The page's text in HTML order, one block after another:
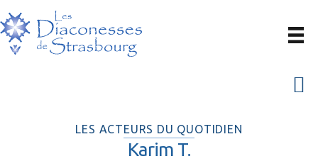
Passer
à
la
Passer
au
contenu
LES ACTEURS DU QUOTIDIEN
Karim T.